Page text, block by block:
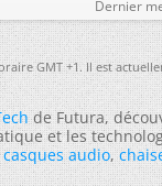
Dernier
GMT +1. Il est
de Futura,
et les
casques audio,